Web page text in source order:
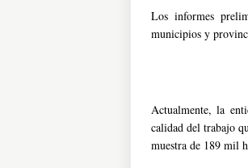
Los informes
municipios y
Actualmente, la
calidad del trabajo
muestra de 189 mil